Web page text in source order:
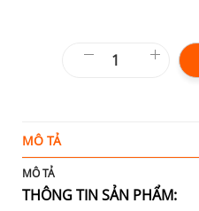
MÔ TẢ
MÔ TẢ
THÔNG TIN SẢN PHẨM: